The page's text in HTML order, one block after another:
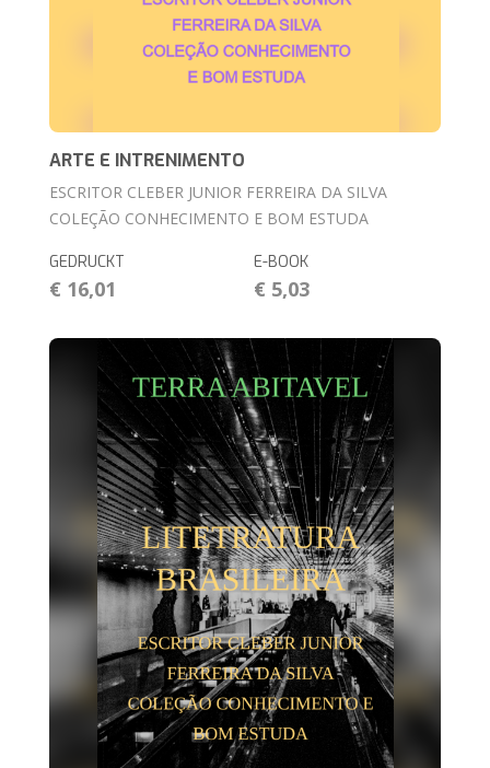
ARTE E INTRENIMENTO
ESCRITOR CLEBER JUNIOR FERREIRA DA SILVA
COLEÇÃO CONHECIMENTO E BOM ESTUDA
GEDRUCKT
€ 16,01
E-BOOK
€ 5,03